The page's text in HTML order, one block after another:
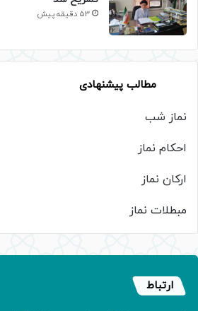
53 دقیقه پیش
مطالب پیشنهادی
نماز شب
احکام نماز
ارکان نماز
مبطلات نماز
ارتباط